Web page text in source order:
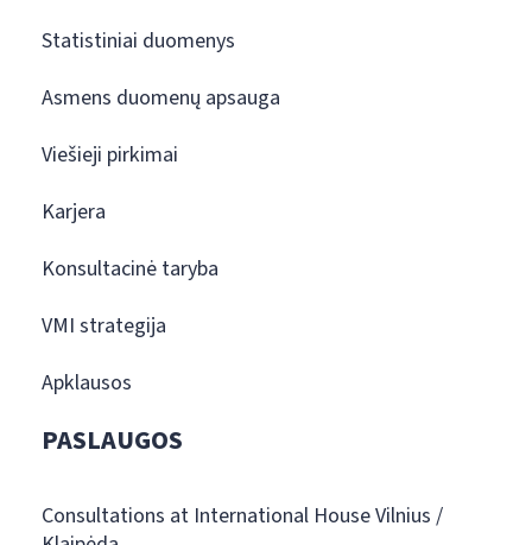
Statistiniai duomenys
Asmens duomenų apsauga
Viešieji pirkimai
Karjera
Konsultacinė taryba
VMI strategija
Apklausos
PASLAUGOS
Consultations at International House Vilnius /